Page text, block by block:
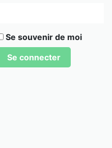
Se souvenir de moi